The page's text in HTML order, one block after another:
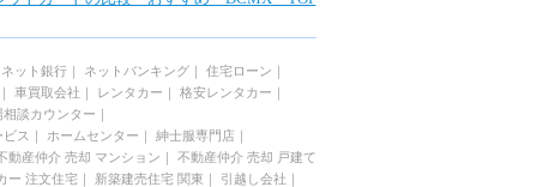
ネット銀行｜ ネットバンキング｜ 住宅ローン ｜
車買取会社 ｜ レンタカー ｜ 格安レンタカー ｜
談カウンター ｜
ス ｜ ホームセンター ｜ 紳士服専門店｜
動産仲介 売却 マンション ｜ 不動産仲介 売却 戸建て
ー 注文住宅｜ 新築建売住宅 関東 ｜ 引越し会社 ｜